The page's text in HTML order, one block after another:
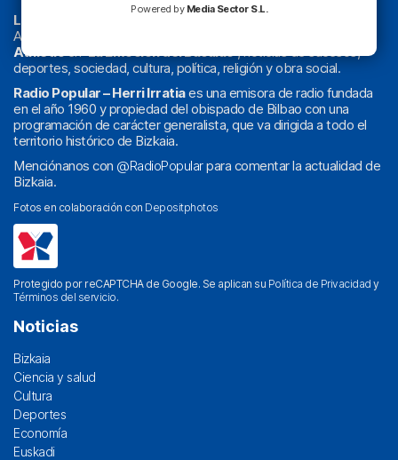
La radio sin cadenas
. Desde 1960 haciendo radio en Bilbao.
Actualidad y
Athletic
deportes, sociedad, cultura, política, religión y obra social.
Radio Popular – Herri Irratiaes una emisora de radio fundada
en el año 1960 y propiedad del obispado de Bilbao con una
programación de carácter generalista, que va dirigida a todo el
territorio histórico de Bizkaia.
Menciónanos con @RadioPopularpara comentar la actualidad de
Bizkaia.
Fotos en colaboración con Depositphotos
Protegido por reCAPTCHA de Google. Se aplican su Política de Privacidad y
Términos del servicio.
Noticias
Bizkaia
Ciencia y salud
Cultura
Deportes
Economía
Euskadi
Powered by Media Sector S.L.